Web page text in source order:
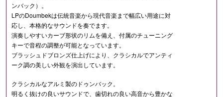
ンバック）。
LPのDoumbekは伝統音楽から現代音楽まで幅広い用途に対
応し、本格的なサウンドを奏でます。
演奏しやすいカーブ形状のリムを備え、付属のチューニング
キーで音程の調整が可能となっています。
ブラッシュドブロンズ仕上げにより、クラシカルでアンティ
ーク調の美しい外観を演出しています。
クラシカルなアルミ製のドゥンバック。
明るく抜けの良いサウンドで、歯切れの良い高音から豊かな